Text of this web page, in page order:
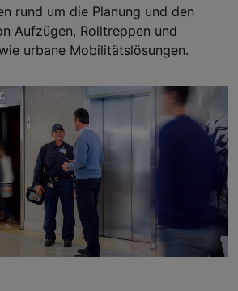
rund um die Planung und den
Aufzügen, Rolltreppen und
urbane Mobilitätslösungen.